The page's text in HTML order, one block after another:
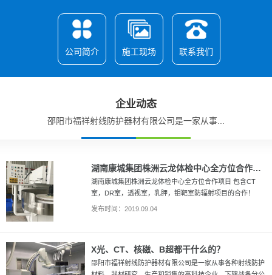
公司简介 施工现场 联系我们
企业动态
邵阳市福祥射线防护器材有限公司是一家从事...
湖南康城集团株洲云龙体检中心全方位合作项目
湖南康城集团株洲云龙体检中心全方位合作项目 包含CT
室，DR室，透视室，乳胛，钼靶室防辐射项目的合作！
发布时间：2019.09.04
X光、CT、核磁、B超都干什么的？
邵阳市福祥射线防护器材有限公司是一家从事各种射线防护